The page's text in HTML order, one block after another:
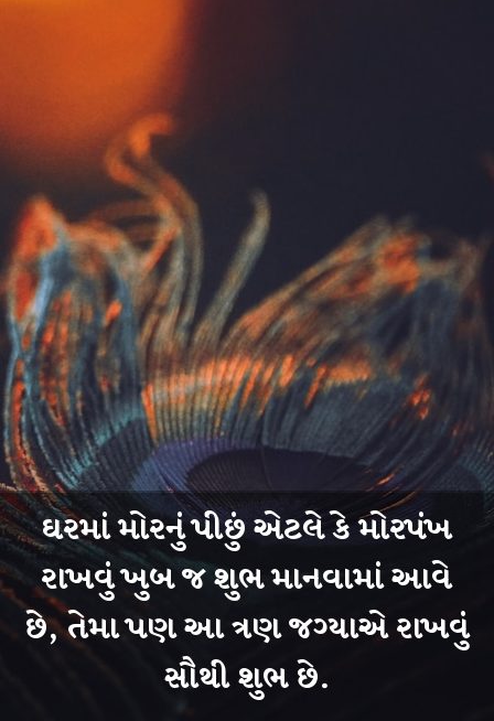
ઘરમાં મોરનું પીછું એટલે કે મોરપંખ
રાખવું ખુબ જ શુભ માનવામાં આવે
છે, તેમા પણ આ ત્રણ જગ્યાએ રાખવું
સૌથી શુભ છે.